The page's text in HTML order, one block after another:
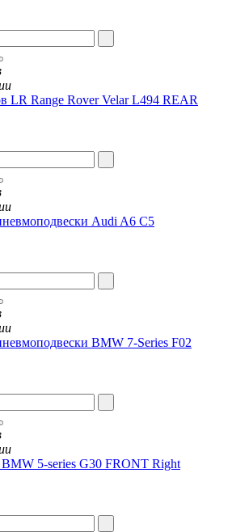
LR Range Rover Velar L494 REAR
Audi A6 C5
BMW 7-Series F02
5-series G30 FRONT Right